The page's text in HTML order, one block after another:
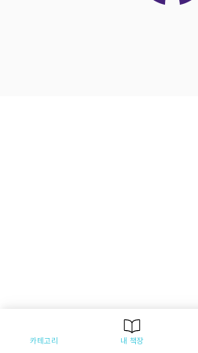
카테고리 내 책장